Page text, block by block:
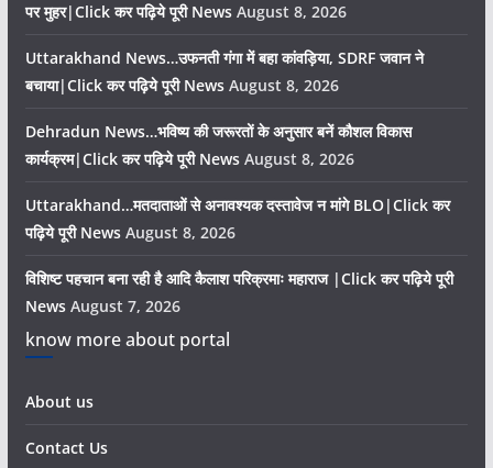
पर मुहर|Click कर पढ़िये पूरी News August 8, 2026
Uttarakhand News…उफनती गंगा में बहा कांवड़िया, SDRF जवान ने
बचाया|Click कर पढ़िये पूरी News August 8, 2026
Dehradun News…भविष्य की जरूरतों के अनुसार बनें कौशल विकास
कार्यक्रम|Click कर पढ़िये पूरी News August 8, 2026
Uttarakhand…मतदाताओं से अनावश्यक दस्तावेज न मांगे BLO|Click कर
पढ़िये पूरी News August 8, 2026
विशिष्ट पहचान बना रही है आदि कैलाश परिक्रमाः महाराज |Click कर पढ़िये पूरी
News August 7, 2026
know more about portal
About us
Contact Us